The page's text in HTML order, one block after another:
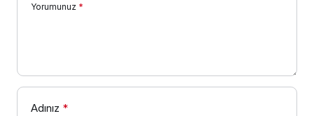
Yorumunuz *
Adınız *